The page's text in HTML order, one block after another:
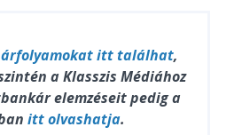
árfolyamokat itt találhat,
a Klasszis Médiához
elemzéseit pedig a
itt olvashatja.